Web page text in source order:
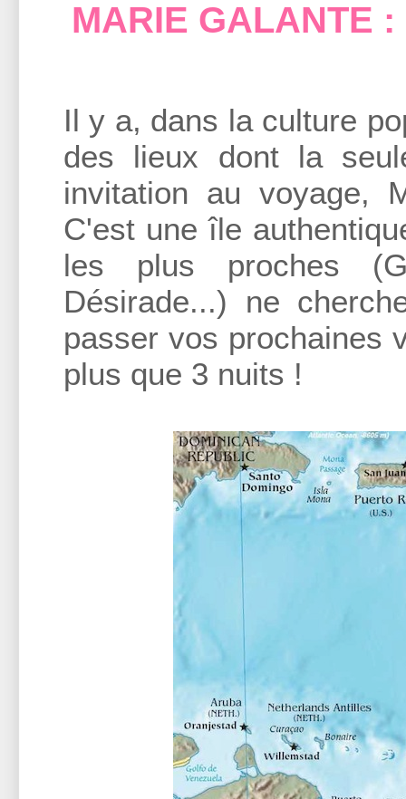
MARIE GALANTE
Il y a, dans la culture
des lieux dont la
invitation au voyage,
C'est une île
les plus proches
Désirade...) ne
passer vos prochaines
plus que 3 nuits !